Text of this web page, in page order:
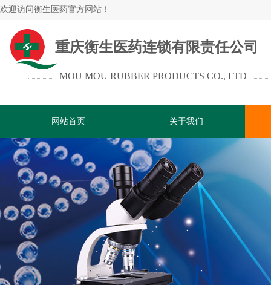
欢迎访问衡生医药官方网站！
MOU MOU RUBBER PRODUCTS CO., LTD
重庆衡生医药连锁有限责任公司
网站首页 关于我们